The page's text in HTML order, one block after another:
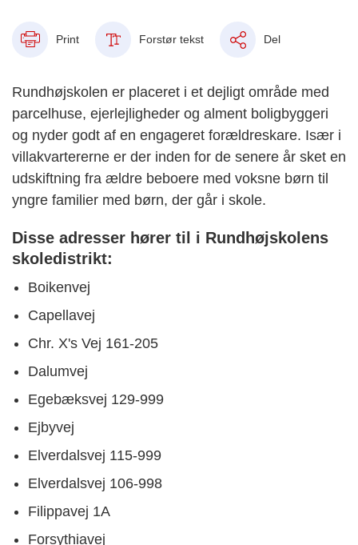
Print Forstør tekst Del
Rundhøjskolen er placeret i et dejligt område med
parcelhuse, ejerlejligheder og alment boligbyggeri
og nyder godt af en engageret forældreskare. Især i
villakvartererne er der inden for de senere år sket en
udskiftning fra ældre beboere med voksne børn til
yngre familier med børn, der går i skole.
Disse adresser hører til i Rundhøjskolens
skoledistrikt:
Boikenvej
Capellavej
Chr. X's Vej 161-205
Dalumvej
Egebæksvej 129-999
Ejbyvej
Elverdalsvej 115-999
Elverdalsvej 106-998
Filippavej 1A
Forsythiavej